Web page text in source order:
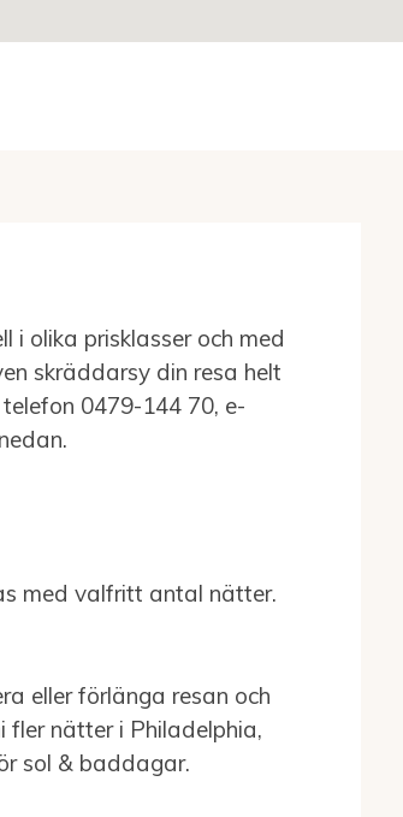
i olika prisklasser och med
skräddarsy din resa helt
0479-144 70, e-
med valfritt antal nätter.
eller förlänga resan och
fler nätter i Philadelphia,
sol & baddagar.